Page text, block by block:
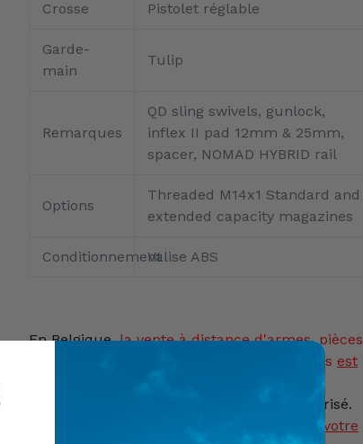
Crosse Pistolet réglable
Garde-
main
Tulip
Remarques
QD sling swivels, gunlock,
inflex II pad 12mm & 25mm,
spacer, NOMAD HYBRID rail
Options
Threaded M14x1 Standard and
extended capacity magazines
ConditionnementValise ABS
En Belgique,la venteà distanced'armes, pièces
détachées d'armes, chargeurs et munitions est
interdite par la loi.
Seul l'achat en magasin physique est autorisé.
Cet article ne peut donc pas être ajouté à votre